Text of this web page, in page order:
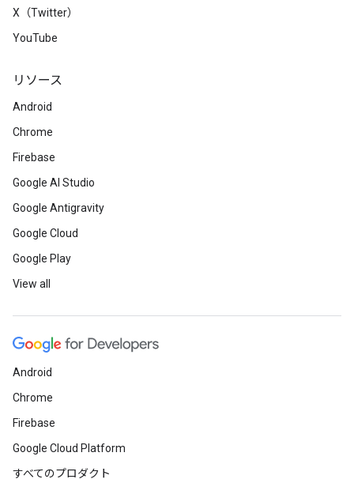
X（Twitter）
YouTube
リソース
Android
Chrome
Firebase
Google AI Studio
Google Antigravity
Google Cloud
Google Play
View all
Android
Chrome
Firebase
Google Cloud Platform
すべてのプロダクト